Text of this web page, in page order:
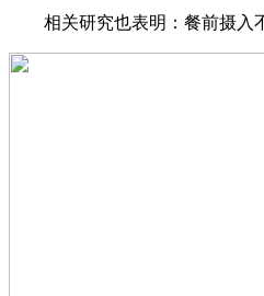
相关研究也表明：餐前摄入不